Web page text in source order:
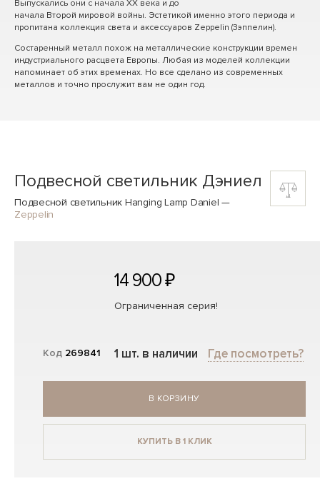
Выпускались они с начала ХХ века и до
начала Второй мировой войны. Эстетикой именно этого периода и
пропитана коллекция света и аксессуаров Zeppelin (Зэппелин).
Состаренный металл похож на металлические конструкции времен
индустриального расцвета Европы. Любая из моделей коллекции
напоминает об этих временах. Но все сделано из современных
металлов и точно прослужит вам не один год.
Подвесной светильник Дэниел
Подвесной светильник Hanging Lamp Daniel —
Zeppelin
Код 269841
14 900 ₽
Ограниченная серия!
1 шт. в наличии Где посмотреть?
В КОРЗИНУ
КУПИТЬ В 1 КЛИК